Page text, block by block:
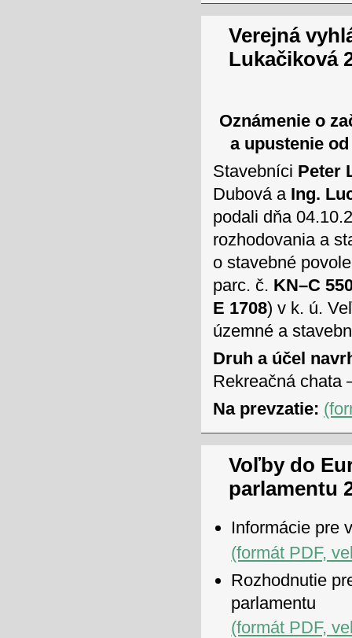
Verejná
Lukačiková
Oznámenie o
a upustenie
Stavebníci Peter
Dubová a Ing.
podali dňa
rozhodovania a
o stavebné
parc. č. KN–C
E 1708) v k. ú.
územné a
Druh a účel
Rekreačná chata
Na prevzatie:
Voľby do
parlamentu
Informácie pre
(formát PDF,
Rozhodnutie
parlamentu
(formát PDF,